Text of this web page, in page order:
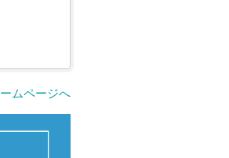
ムページへ